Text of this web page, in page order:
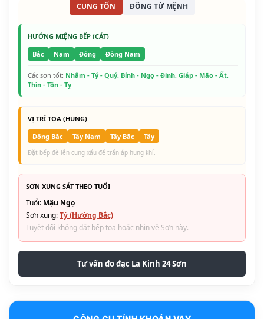
CUNG TỐN ĐÔNG TỨ MỆNH
HƯỚNG MIỆNG BẾP (CÁT)
Bắc
Nam Đông Đông Nam
Các sơn tốt: Nhâm - Tý - Quý, Bính - Ngọ - Đinh, Giáp - Mão - Ất,
Thìn - Tốn - Tỵ
VỊ TRÍ TỌA (HUNG)
Đông Bắc
Tây Nam Tây Bắc Tây
Đặt bếp đè lên cung xấu để trấn áp hung khí.
SƠN XUNG SÁT THEO TUỔI
Tuổi: Mậu Ngọ
Sơn xung:Tý (Hướng Bắc)
Tuyệt đối không đặt bếp tọa hoặc nhìn về Sơn này.
Tư vấn đo đạc La Kinh 24 Sơn